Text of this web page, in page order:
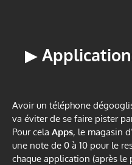
▶
Avoir un téléphone
va éviter de se faire pister
Pour cela Apps, le magasin
une note de 0 à 10 pour le
chaque application (après le